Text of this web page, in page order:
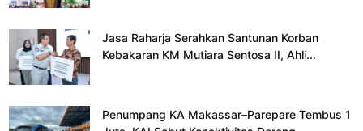
Jasa Raharja Serahkan Santunan Korban
Kebakaran KM Mutiara Sentosa II, Ahli...
Penumpang KA Makassar–Parepare Tembus 1